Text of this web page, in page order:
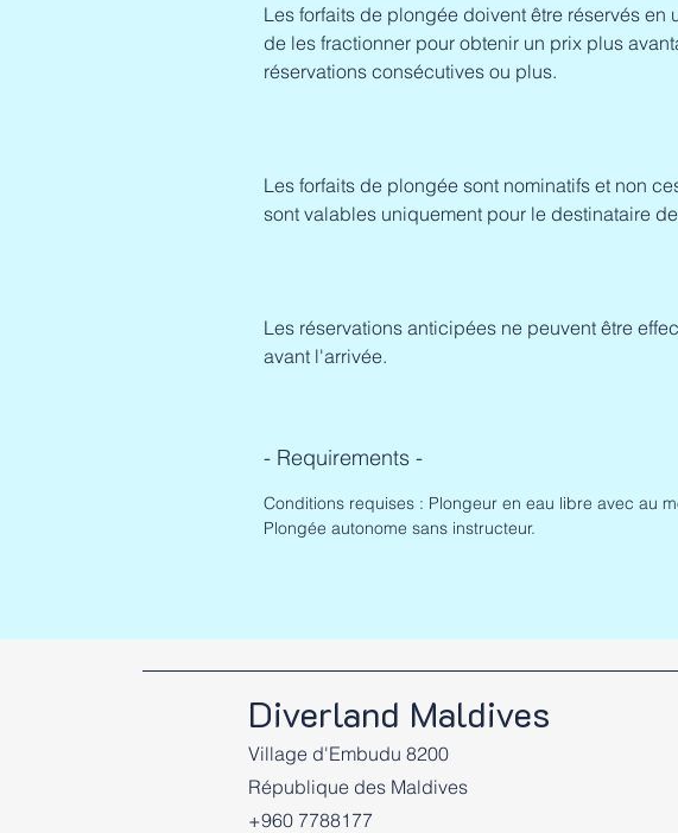
Les forfaits de plongée doivent être réservés en
de les fractionner pour obtenir un prix plus
réservations consécutives ou plus.
Les forfaits de plongée sont nominatifs et non
sont valables uniquement pour le destinataire
Les réservations anticipées ne peuvent être
avant l'arrivée.
- Requirements -
Conditions requises : Plongeur en eau libre avec au
Plongée autonome sans instructeur.
Diverland Maldives
Village d'Embudu 8200
République des Maldives
+960 7788177